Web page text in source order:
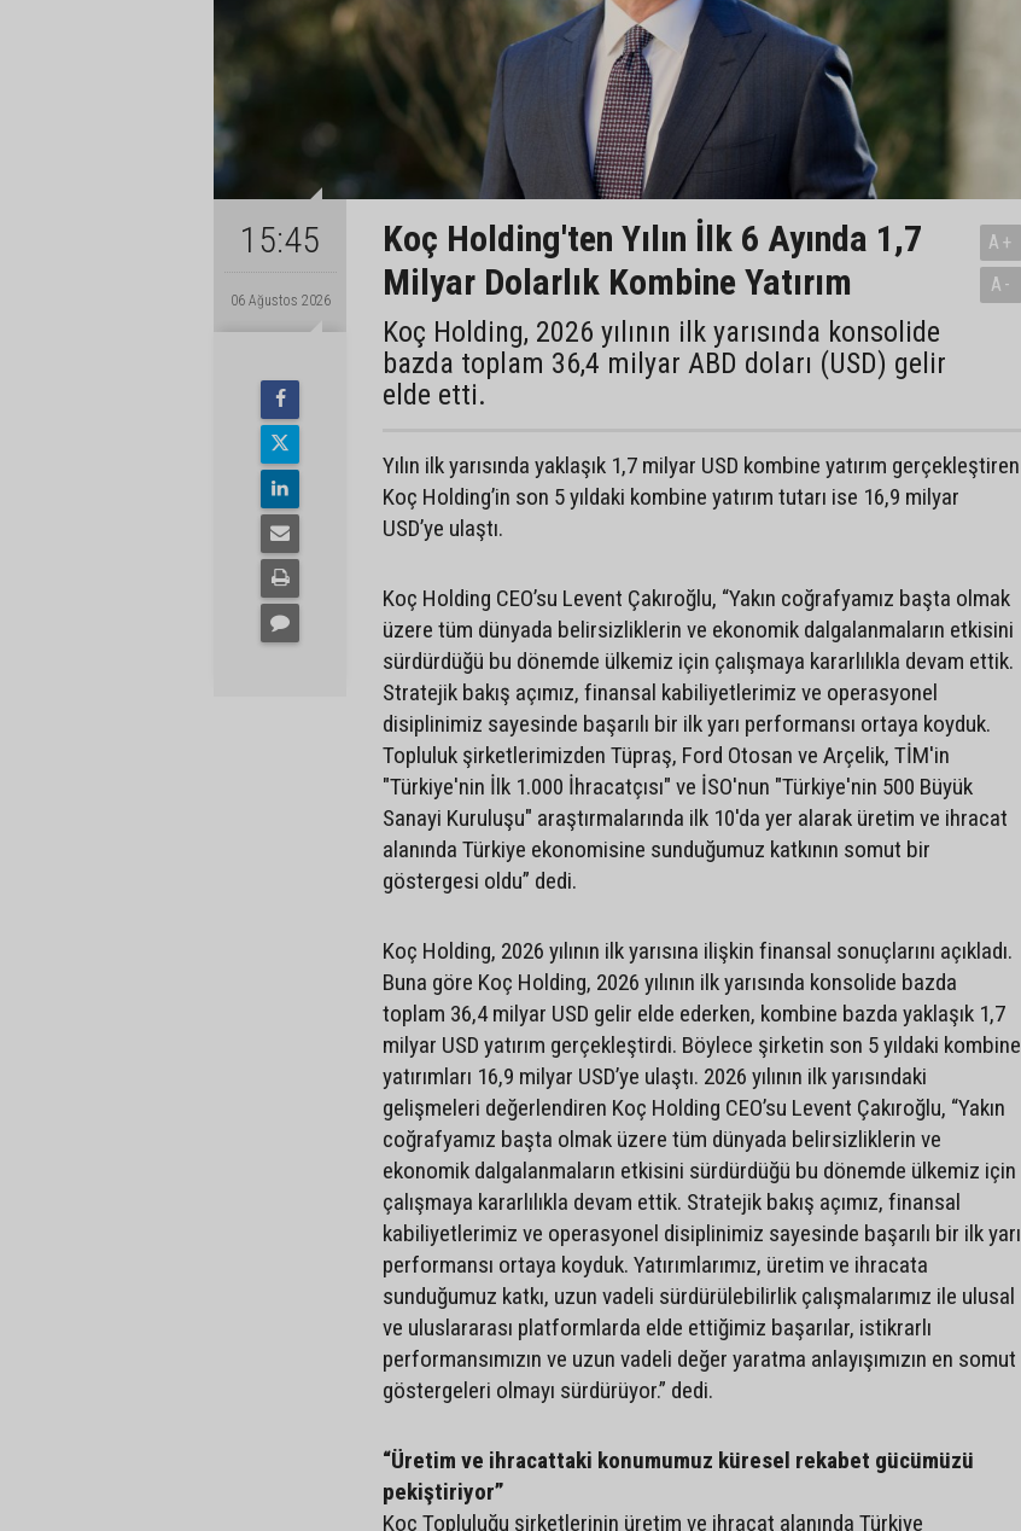
15:45
06 Ağustos 2026
Koç Holding'ten Yılın İlk 6 Ayında 1,7
Milyar Dolarlık Kombine Yatırım
Koç Holding, 2026 yılının ilk yarısında konsolide
bazda toplam 36,4 milyar ABD doları (USD) gelir
elde etti.
A+
A-
Yılın ilk yarısında yaklaşık 1,7 milyar USD kombine yatırım gerçekleştiren
Koç Holding’in son 5 yıldaki kombine yatırım tutarı ise 16,9 milyar
USD’ye ulaştı.
Koç Holding CEO’su Levent Çakıroğlu, “Yakın coğrafyamız başta olmak
üzere tüm dünyada belirsizliklerin ve ekonomik dalgalanmaların etkisini
sürdürdüğü bu dönemde ülkemiz için çalışmaya kararlılıkla devam ettik.
Stratejik bakış açımız, finansal kabiliyetlerimiz ve operasyonel
disiplinimiz sayesinde başarılı bir ilk yarı performansı ortaya koyduk.
Topluluk şirketlerimizden Tüpraş, Ford Otosan ve Arçelik, TİM'in
"Türkiye'nin İlk 1.000 İhracatçısı" ve İSO'nun "Türkiye'nin 500 Büyük
Sanayi Kuruluşu" araştırmalarında ilk 10'da yer alarak üretim ve ihracat
alanında Türkiye ekonomisine sunduğumuz katkının somut bir
göstergesi oldu” dedi.
Koç Holding, 2026 yılının ilk yarısına ilişkin finansal sonuçlarını açıkladı.
Buna göre Koç Holding, 2026 yılının ilk yarısında konsolide bazda
toplam 36,4 milyar USD gelir elde ederken, kombine bazda yaklaşık 1,7
milyar USD yatırım gerçekleştirdi. Böylece şirketin son 5 yıldaki kombine
yatırımları 16,9 milyar USD’ye ulaştı. 2026 yılının ilk yarısındaki
gelişmeleri değerlendiren Koç Holding CEO’su Levent Çakıroğlu, “Yakın
coğrafyamız başta olmak üzere tüm dünyada belirsizliklerin ve
ekonomik dalgalanmaların etkisini sürdürdüğü bu dönemde ülkemiz için
çalışmaya kararlılıkla devam ettik. Stratejik bakış açımız, finansal
kabiliyetlerimiz ve operasyonel disiplinimiz sayesinde başarılı bir ilk yarı
performansı ortaya koyduk. Yatırımlarımız, üretim ve ihracata
sunduğumuz katkı, uzun vadeli sürdürülebilirlik çalışmalarımız ile ulusal
ve uluslararası platformlarda elde ettiğimiz başarılar, istikrarlı
performansımızın ve uzun vadeli değer yaratma anlayışımızın en somut
göstergeleri olmayı sürdürüyor.” dedi.
“Üretim ve ihracattaki konumumuz küresel rekabet gücümüzü
pekiştiriyor”
Koç Topluluğu şirketlerinin üretim ve ihracat alanında Türkiye